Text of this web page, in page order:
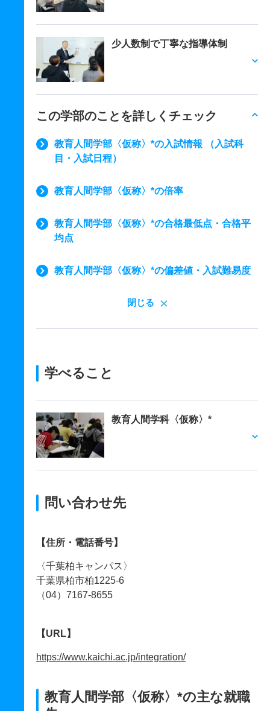
少人数制で丁寧な指導体制
この学部のことを詳しくチェック
教育人間学部〈仮称〉*の入試情報 （入試科
目・入試日程）
教育人間学部〈仮称〉*の倍率
教育人間学部〈仮称〉*の合格最低点・合格平
均点
教育人間学部〈仮称〉*の偏差値・入試難易度
閉じる
学べること
教育人間学科〈仮称〉*
問い合わせ先
【住所・電話番号】
〈千葉柏キャンパス〉
千葉県柏市柏1225-6
（04）7167-8655
【URL】
https://www.kaichi.ac.jp/integration/
教育人間学部〈仮称〉*の主な就職